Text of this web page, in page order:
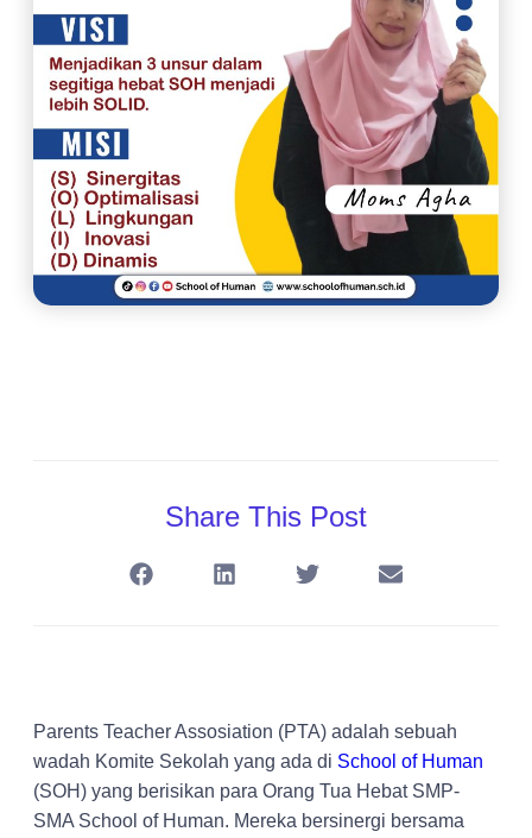
Share This Post
Parents Teacher Assosiation (PTA) adalah sebuah
wadah Komite Sekolah yang ada di School of Human
(SOH) yang berisikan para Orang Tua Hebat SMP-
SMA School of Human. Mereka bersinergi bersama